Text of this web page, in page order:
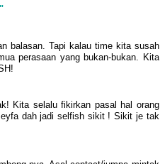
balasan. Tapi kalau time kita susah
perasaan yang bukan-bukan. Kita
Kita selalu fikirkan pasal hal orang
dah jadi selfish sikit ! Sikit je tak